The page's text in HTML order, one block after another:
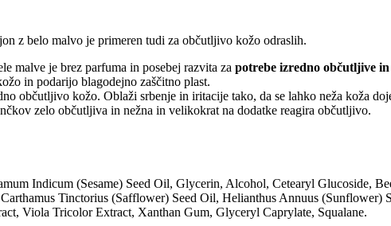
z belo malvo je primeren tudi za občutljivo kožo odraslih.
malve je brez parfuma in posebej razvita za potrebe izredno občutljive
in podarijo blagodejno zaščitno plast.
občutljivo kožo. Oblaži srbenje in iritacije tako, da se lahko neža koža
zelo občutljiva in nežna in velikokrat na dodatke reagira občutljivo.
Indicum (Sesame) Seed Oil, Glycerin, Alcohol, Cetearyl Glucoside,
Tinctorius (Safflower) Seed Oil, Helianthus Annuus (Sunflower)
Viola Tricolor Extract, Xanthan Gum, Glyceryl Caprylate, Squalane.